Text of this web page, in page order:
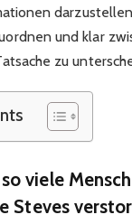
und klar
zu
viele
Steves